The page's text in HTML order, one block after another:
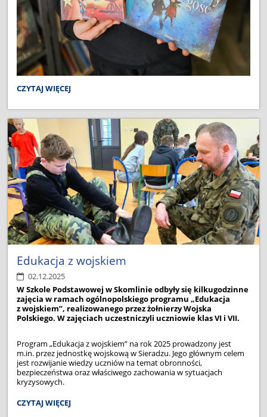
PRZYGOTUJ
DO
ŚWIĄT
Z
DOBRĄ
KSIĄŻKĄ:
CZYTAJ WIĘCEJ
Edukacja z wojskiem
02.12.2025
W Szkole Podstawowej w Skomlinie odbyły się kilkugodzinne
zajęcia w ramach ogólnopolskiego programu „Edukacja
z wojskiem”, realizowanego przez żołnierzy Wojska
Polskiego. W zajęciach uczestniczyli uczniowie klas VI i VII.
Program „Edukacja z wojskiem” na rok 2025 prowadzony jest
m.in. przez jednostkę wojskową w Sieradzu. Jego głównym celem
jest rozwijanie wiedzy uczniów na temat obronności,
bezpieczeństwa oraz właściwego zachowania w sytuacjach
kryzysowych.
EDUKACJA
CZYTAJ WIĘCEJ